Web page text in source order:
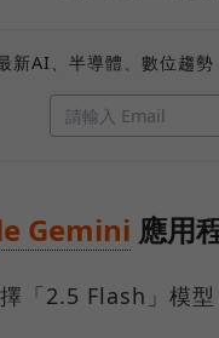
新AI、半導體、數位趨
Gemini 應用
「2.5 Flash」模型